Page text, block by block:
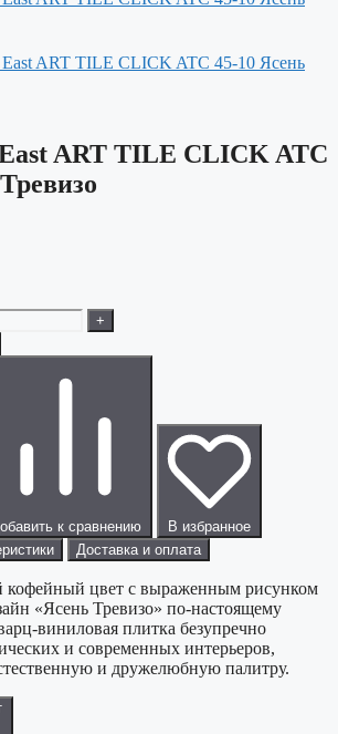
ART TILE CLICK ATC
+
к сравнению
В избранное
Доставка и оплата
цвет с выраженным рисунком
«Ясень Тревизо» по-настоящему
виниловая плитка безупречно
и современных интерьеров,
и дружелюбную палитру.